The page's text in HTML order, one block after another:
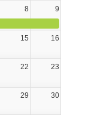
8
9
15 16
22 23
29 30